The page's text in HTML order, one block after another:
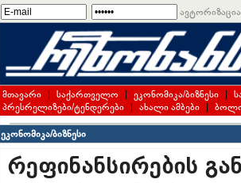
ავტორიზაცია
მთავარი | საქართველო | ეკონომიკა/ბიზნესი |
პრესრელიზები/ტენდერები | ახალი ამბები | ბოლო
ეკონომიკა/ბიზნესი
რეფინანსირების